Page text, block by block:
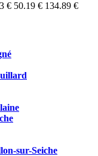
€ 50.19 € 134.89 €
sur-Seiche